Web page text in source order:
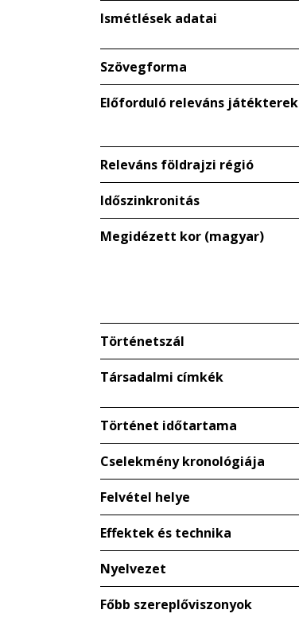
Ismétlések adatai
Szövegforma
Előforduló releváns játékterek
Releváns földrajzi régió
Időszinkronitás
Megidézett kor (magyar)
Történetszál
Társadalmi címkék
Történet időtartama
Cselekmény kronológiája
Felvétel helye
Effektek és technika
Nyelvezet
Főbb szereplőviszonyok